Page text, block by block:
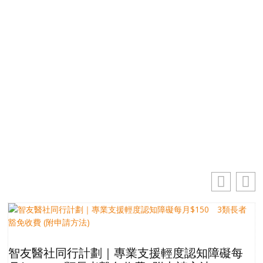
智友醫社同行計劃｜專業支援輕度認知障礙每